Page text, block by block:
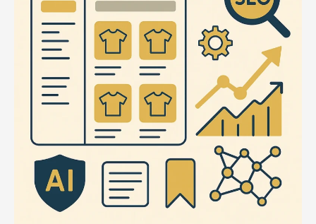
kdh2F